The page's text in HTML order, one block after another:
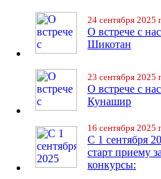
24 сентября 2025
О встрече с
Шикотан
23 сентября 2025
О встрече с
Кунашир
16 сентября 2025
С 1 сентября
старт приему
конкурсы: